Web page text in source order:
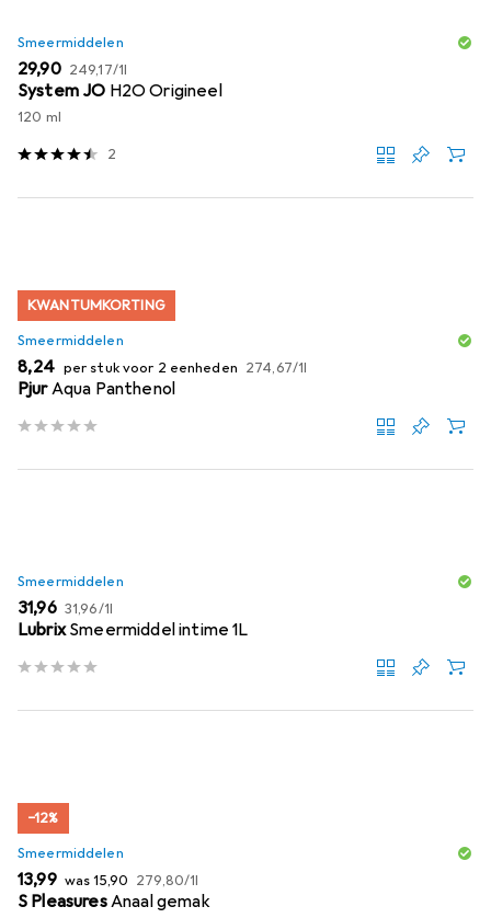
Smeermiddelen
EUR
29,90 EUR
249,17/1l
System JO H2O Origineel
120 ml
2
KWANTUMKORTING
Smeermiddelen
EUR
8,24 per stuk voor 2 eenheden EUR
274,67/1l
PjurAqua Panthenol
Smeermiddelen
EUR
31,96 EUR
31,96/1l
Lubrix Smeermiddel intime 1L
−12%
Smeermiddelen
EUR
13,99 wasEUR
15,90 EUR
279,80/1l
S PleasuresAnaal gemak